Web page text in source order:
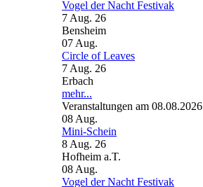
Vogel der Nacht Festivak
7 Aug. 26
Bensheim
07 Aug.
Circle of Leaves
7 Aug. 26
Erbach
mehr...
Veranstaltungen am 08.08.2026
08 Aug.
Mini-Schein
8 Aug. 26
Hofheim a.T.
08 Aug.
Vogel der Nacht Festivak